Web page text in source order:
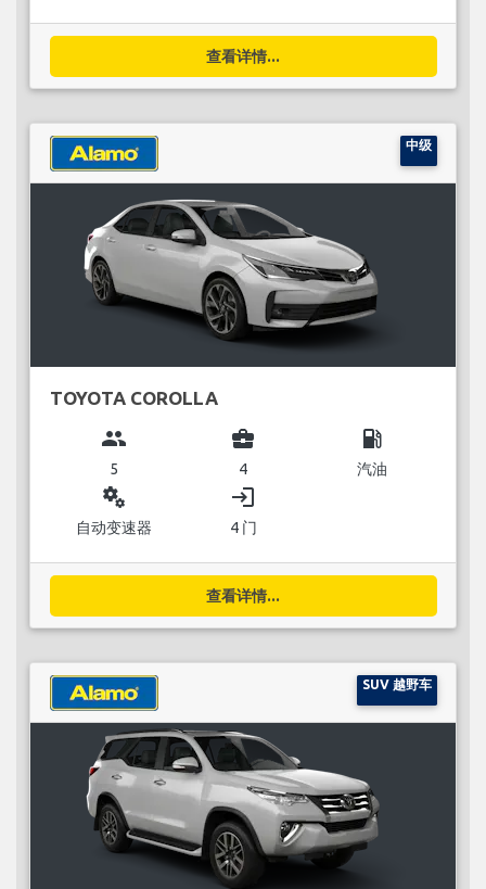
查看详情...
中级
TOYOTA COROLLA
group
5
business_center
4
local_gas_station
汽油
miscellaneous_services
自动变速器
login
4 门
查看详情...
SUV 越野车